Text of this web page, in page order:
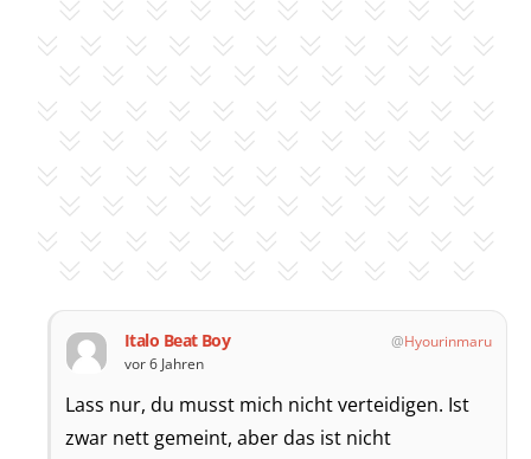
Italo Beat Boy
Hyourinmaru
vor 6 Jahren
Lass nur, du musst mich nicht verteidigen. Ist
zwar nett gemeint, aber das ist nicht